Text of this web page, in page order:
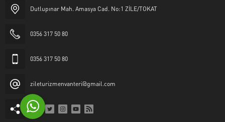
Dutlupınar Mah. Amasya Cad. No:1 ZİLE/TOKAT
0356 317 50 80
0356 317 50 80
zileturizmenvanteri@gmail.com